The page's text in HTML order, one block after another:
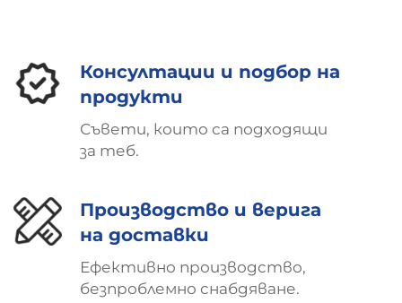
Консултации и подбор на
продукти
Съвети, които са подходящи
за теб.
Производство и верига
на доставки
Ефективно производство,
безпроблемно снабдяване.